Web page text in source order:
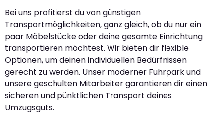
Bei uns profitierst du von günstigen
Transportmöglichkeiten, ganz gleich, ob du nur ein
paar Möbelstücke oder deine gesamte Einrichtung
transportieren möchtest. Wir bieten dir flexible
Optionen, um deinen individuellen Bedürfnissen
gerecht zu werden. Unser moderner Fuhrpark und
unsere geschulten Mitarbeiter garantieren dir einen
sicheren und pünktlichen Transport deines
Umzugsguts.